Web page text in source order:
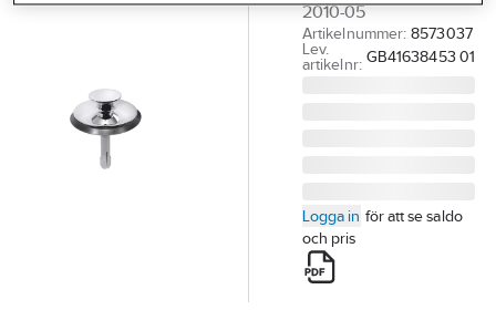
2010-05
Artikelnummer: 8573037
Lev.
artikelnr: GB41638453 01
Logga in för att se saldo
och pris